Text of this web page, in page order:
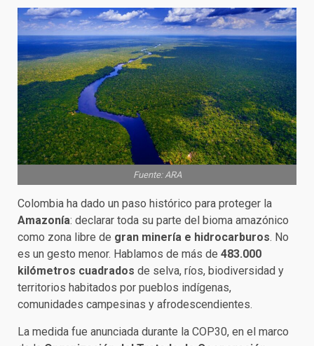
Fuente: ARA
Colombia ha dado un paso histórico para proteger la
Amazonía: declarar toda su parte del bioma amazónico
como zona libre de gran minería e hidrocarburos. No
es un gesto menor. Hablamos de más de 483.000
kilómetros cuadrados de selva, ríos, biodiversidad y
territorios habitados por pueblos indígenas,
comunidades campesinas y afrodescendientes.
La medida fue anunciada durante la COP30, en el marco